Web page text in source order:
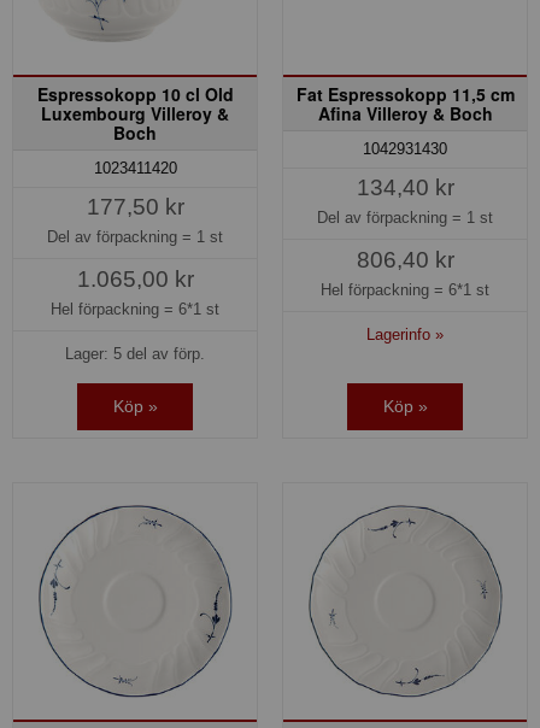
Espressokopp 10 cl Old
Luxembourg Villeroy &
Boch
1023411420
177,50 kr
Del av förpackning = 1 st
1.065,00 kr
Hel förpackning = 6*1 st
Lager: 5 del av förp.
Köp »
Fat Espressokopp 11,5 cm
Afina Villeroy & Boch
1042931430
134,40 kr
Del av förpackning = 1 st
806,40 kr
Hel förpackning = 6*1 st
Lagerinfo »
Köp »